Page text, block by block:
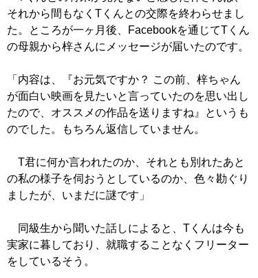
それから間もなくTくんとの交際を終わらせまし
た。ところが一ヶ月後、Facebookを通じてTくん
の母親から梓さんにメッセージが届いたのです。
「内容は、『お元気ですか？ この前、梓ちゃん
が面白い映画を見たいと言っていたのを思い出し
たので、オススメの作品を送りますね』というも
のでした。もちろん返信していません。
T君に何か言われたのか、それとも別れたあと
の私の様子を伺おうとしているのか、色々勘ぐり
ましたが、いまだに謎です」
同級生から聞いた話しによると、Tくんは今も
実家に暮しており、就職することなくフリーター
をしているそう。